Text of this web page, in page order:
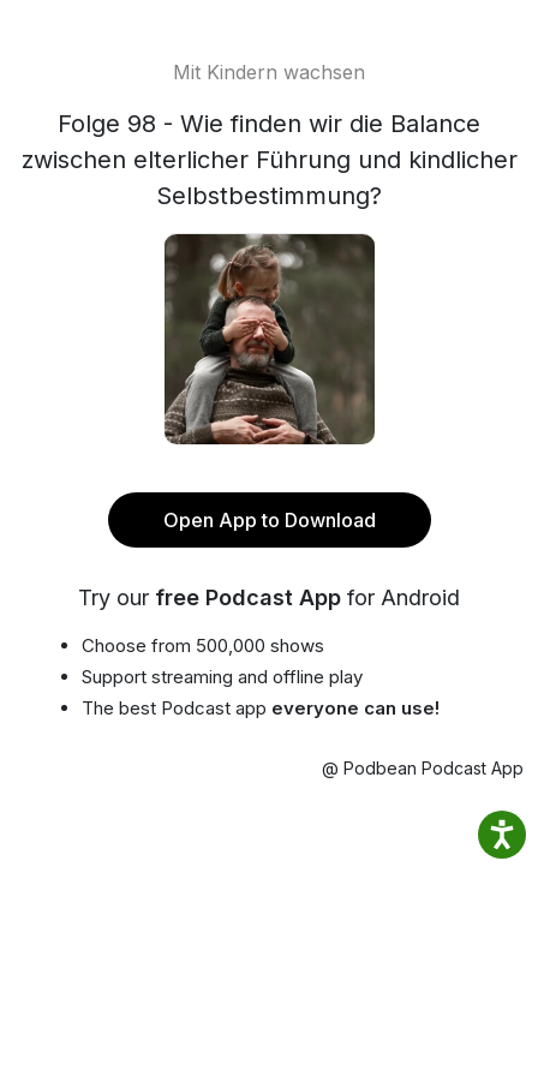
Mit Kindern wachsen
Folge 98 - Wie finden wir die Balance
zwischen elterlicher Führung und kindlicher
Selbstbestimmung?
Open App to Download
Try our free Podcast App for Android
Choose from 500,000 shows
Support streaming and offline play
The best Podcast app everyone can use!
@ Podbean Podcast App